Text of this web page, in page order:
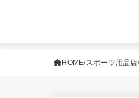
HOME スポーツ用品店